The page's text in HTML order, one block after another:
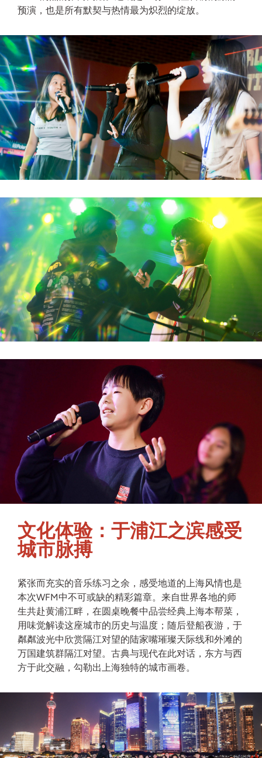
预演，也是所有默契与热情最为炽烈的绽放。
文化体验：于浦江之滨感受
城市脉搏
紧张而充实的音乐练习之余，感受地道的上海风情也是
本次WFM中不可或缺的精彩篇章。来自世界各地的师
生共赴黄浦江畔，在圆桌晚餐中品尝经典上海本帮菜，
用味觉解读这座城市的历史与温度；随后登船夜游，于
粼粼波光中欣赏隔江对望的陆家嘴璀璨天际线和外滩的
万国建筑群隔江对望。古典与现代在此对话，东方与西
方于此交融，勾勒出上海独特的城市画卷。